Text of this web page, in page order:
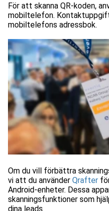
För att skanna QR-koden,
mobiltelefon.
mobiltelefons adressbok.
Om du vill förbättra
vi att du använder Qrafter
Android-enheter. Dessa
skanningsfunktioner som
dina leads.